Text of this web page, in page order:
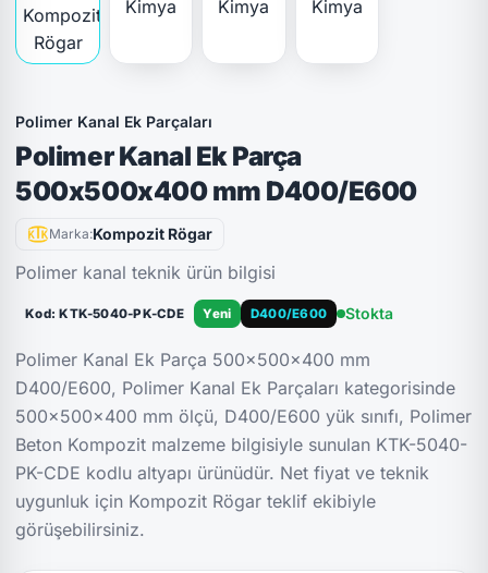
Polimer Kanal Ek Parçaları
Polimer Kanal Ek Parça
500x500x400 mm D400/E600
Marka:Kompozit Rögar
Polimer kanal teknik ürün bilgisi
Kod: KTK-5040-PK-CDE Yeni D400/E600 Stokta
Polimer Kanal Ek Parça 500x500x400 mm
D400/E600, Polimer Kanal Ek Parçaları kategorisinde
500x500x400 mm ölçü, D400/E600 yük sınıfı, Polimer
Beton Kompozit malzeme bilgisiyle sunulan KTK-5040-
PK-CDE kodlu altyapı ürünüdür. Net fiyat ve teknik
uygunluk için Kompozit Rögar teklif ekibiyle
görüşebilirsiniz.